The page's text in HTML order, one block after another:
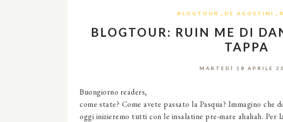
BLOGTOUR , DE AGOSTINI ,
BLOGTOUR: RUIN ME DI
TAPPA
MARTEDÌ 18 APRILE
Buongiorno readers,
come state? Come avete passato la Pasqua? Immagino
oggi inizieremo tutti con le insalatine pre-mare ahahah.